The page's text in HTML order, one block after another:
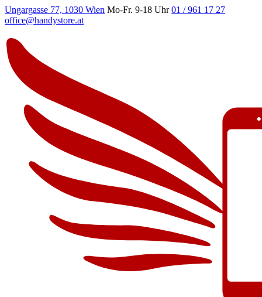
Ungargasse 77, 1030 Wien Mo-Fr. 9-18 Uhr 01 / 961 17 27
office@handystore.at